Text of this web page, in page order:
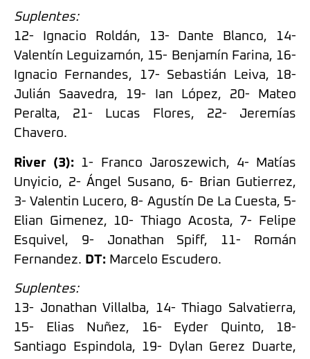
Suplentes:
12- Ignacio Roldán, 13- Dante Blanco, 14-
Valentín Leguizamón, 15- Benjamín Farina, 16-
Ignacio Fernandes, 17- Sebastián Leiva, 18-
Julián Saavedra, 19- Ian López, 20- Mateo
Peralta, 21- Lucas Flores, 22- Jeremías
Chavero.
River (3): 1- Franco Jaroszewich, 4- Matías
Unyicio, 2- Ángel Susano, 6- Brian Gutierrez,
3- Valentin Lucero, 8- Agustín De La Cuesta, 5-
Elian Gimenez, 10- Thiago Acosta, 7- Felipe
Esquivel, 9- Jonathan Spiff, 11- Román
Fernandez. DT: Marcelo Escudero.
Suplentes:
13- Jonathan Villalba, 14- Thiago Salvatierra,
15- Elias Nuñez, 16- Eyder Quinto, 18-
Santiago Espindola, 19- Dylan Gerez Duarte,